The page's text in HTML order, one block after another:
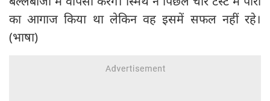
का आगाज किया था लेकिन वह इसमें सफल नहीं रहे।
(भाषा)